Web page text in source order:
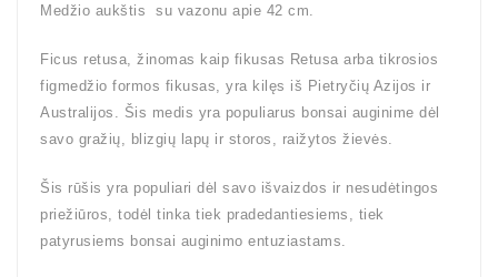
Medžio aukštis su vazonu apie 42 cm.
Ficus retusa, žinomas kaip fikusas Retusa arba tikrosios
figmedžio formos fikusas, yra kilęs iš Pietryčių Azijos ir
Australijos. Šis medis yra populiarus bonsai auginime dėl
savo gražių, blizgių lapų ir storos, raižytos žievės.
Šis rūšis yra populiari dėl savo išvaizdos ir nesudėtingos
priežiūros, todėl tinka tiek pradedantiesiems, tiek
patyrusiems bonsai auginimo entuziastams.